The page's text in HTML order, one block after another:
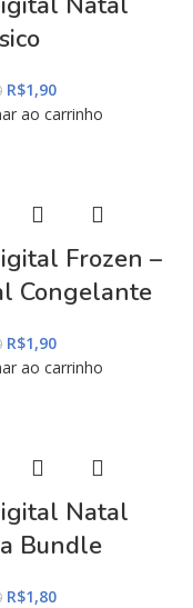
R$1,90
ao carrinho
Frozen –
Congelante
R$1,90
ao carrinho
Natal
Bundle
R$1,80